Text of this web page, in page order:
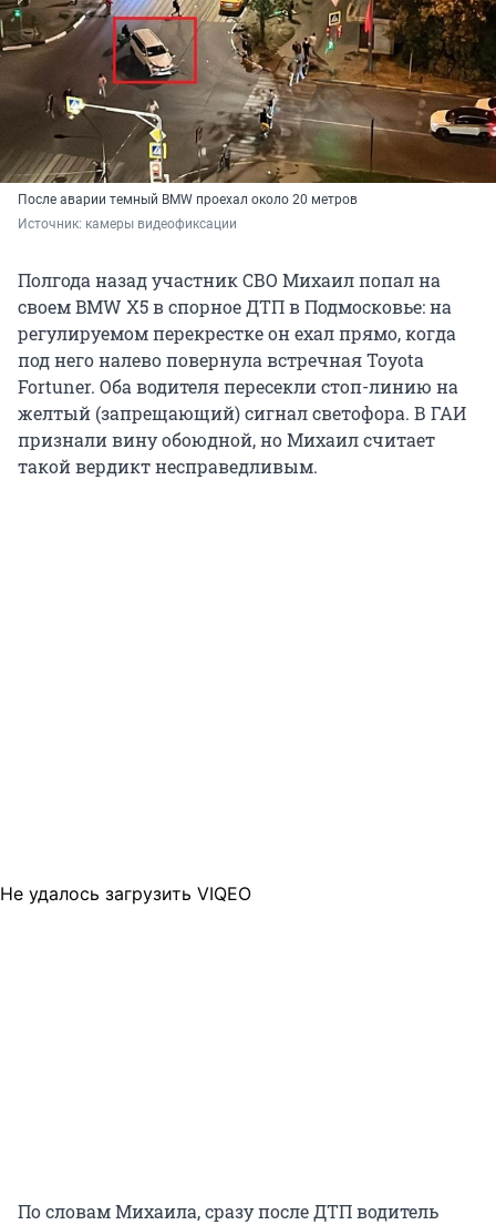
После аварии темный BMW проехал около 20 метров
Источник: камеры видеофиксации
Полгода назад участник СВО Михаил попал на
своем BMW X5 в спорное ДТП в Подмосковье: на
регулируемом перекрестке он ехал прямо, когда
под него налево повернула встречная Toyota
Fortuner. Оба водителя пересекли стоп-линию на
желтый (запрещающий) сигнал светофора. В ГАИ
признали вину обоюдной, но Михаил считает
такой вердикт несправедливым.
Не удалось загрузить VIQEO
По словам Михаила, сразу после ДТП водитель